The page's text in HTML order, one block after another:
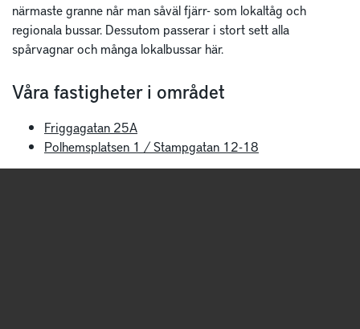
närmaste granne når man såväl fjärr- som lokaltåg och
regionala bussar. Dessutom passerar i stort sett alla
spårvagnar och många lokalbussar här.
Våra fastigheter i området
Friggagatan 25A
Polhemsplatsen 1 / Stampgatan 12-18